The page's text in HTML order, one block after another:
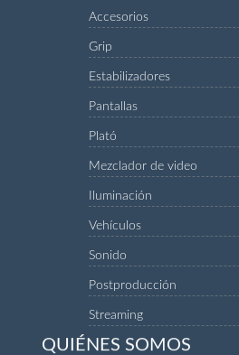
Accesorios
Grip
Estabilizadores
Pantallas
Plató
Mezclador de video
Iluminación
Vehículos
Sonido
Postproducción
Streaming
QUIÉNES SOMOS